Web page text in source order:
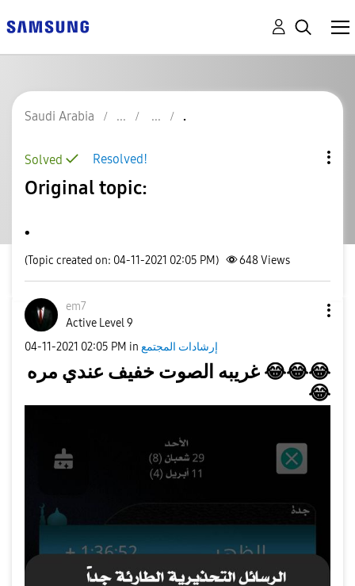
Saudi Arabia .
Resolved!
Solved
Original topic:
.
(Topic created on: 04-11-2021 02:05 PM) 648Views
em7
Active Level 9
‎04-11-2021 02:05 PM in إرشادات المجتمع
😂😂😂
😂